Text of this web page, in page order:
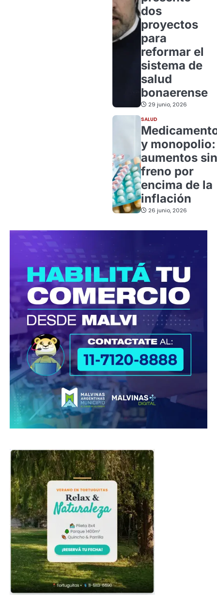
dos
proyectos
para
reformar el
sistema de
salud
bonaerense
29 junio, 2026
SALUD
y monopolio:
aumentos sin
freno por
encima de la
inflación
26 junio, 2026